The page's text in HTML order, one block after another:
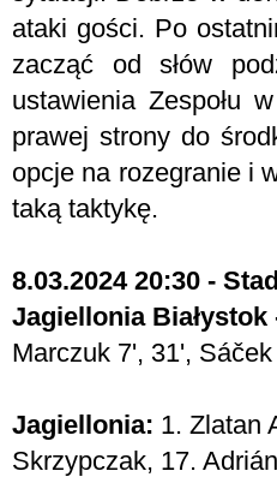
ataki gości. Po
zacząć od słów
ustawienia Zespołu
prawej strony do
opcje na rozegranie i
taką taktykę.
8.03.2024 20:30 -
Jagiellonia Białystok
Marczuk 7', 31',
Jagiellonia: 1. Zlatan
Skrzypczak, 17.